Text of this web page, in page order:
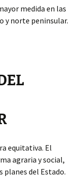
medida en las
y norte peninsular.
equitativa. El
agraria y social,
planes del Estado.